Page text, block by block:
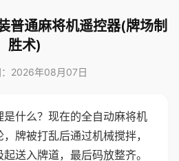
普通麻将机遥控器(牌场制
胜术)
：2026年08月07日
什么？现在的全自动麻将机
牌被打乱后通过机械搅拌，
送入牌道，最后码放整齐。